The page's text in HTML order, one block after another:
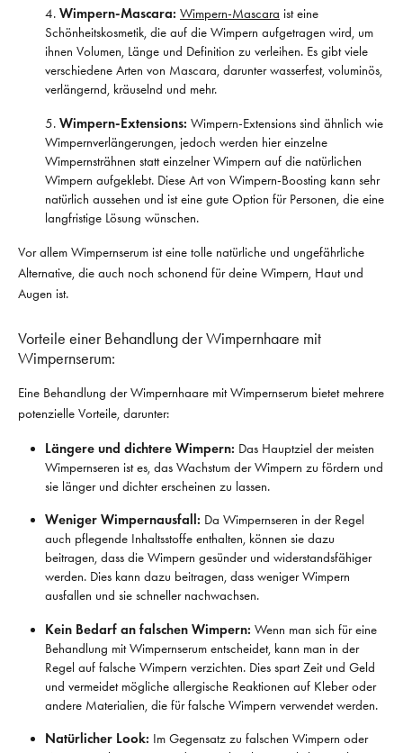
Wimpern-Mascara: Wimpern-Mascara ist eine
Schönheitskosmetik, die auf die Wimpern aufgetragen wird, um
ihnen Volumen, Länge und Definition zu verleihen. Es gibt viele
verschiedene Arten von Mascara, darunter wasserfest, voluminös,
verlängernd, kräuselnd und mehr.
Wimpern-Extensions: Wimpern-Extensions sind ähnlich wie
Wimpernverlängerungen, jedoch werden hier einzelne
Wimpernsträhnen statt einzelner Wimpern auf die natürlichen
Wimpern aufgeklebt. Diese Art von Wimpern-Boosting kann sehr
natürlich aussehen und ist eine gute Option für Personen, die eine
langfristige Lösung wünschen.
Vor allem Wimpernserum ist eine tolle natürliche und ungefährliche
Alternative, die auch noch schonend für deine Wimpern, Haut und
Augen ist.
Vorteile einer Behandlung der Wimpernhaare mit
Wimpernserum:
Eine Behandlung der Wimpernhaare mit Wimpernserum bietet mehrere
potenzielle Vorteile, darunter:
Längere und dichtere Wimpern: Das Hauptziel der meisten
Wimpernseren ist es, das Wachstum der Wimpern zu fördern und
sie länger und dichter erscheinen zu lassen.
Weniger Wimpernausfall: Da Wimpernseren in der Regel
auch pflegende Inhaltsstoffe enthalten, können sie dazu
beitragen, dass die Wimpern gesünder und widerstandsfähiger
werden. Dies kann dazu beitragen, dass weniger Wimpern
ausfallen und sie schneller nachwachsen.
Kein Bedarf an falschen Wimpern: Wenn man sich für eine
Behandlung mit Wimpernserum entscheidet, kann man in der
Regel auf falsche Wimpern verzichten. Dies spart Zeit und Geld
und vermeidet mögliche allergische Reaktionen auf Kleber oder
andere Materialien, die für falsche Wimpern verwendet werden.
Natürlicher Look: Im Gegensatz zu falschen Wimpern oder